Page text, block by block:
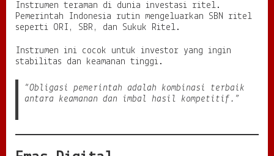
Instrumen teraman di dunia investasi ritel.
Pemerintah Indonesia rutin mengeluarkan SBN ritel
seperti ORI, SBR, dan Sukuk Ritel.
Instrumen ini cocok untuk investor yang ingin
stabilitas dan keamanan tinggi.
“Obligasi pemerintah adalah kombinasi terbaik
antara keamanan dan imbal hasil kompetitif.”